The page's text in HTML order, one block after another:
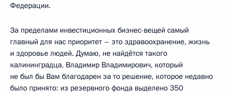
Федерации.
За пределами инвестиционных бизнес-вещей самый
главный для нас приоритет – это здравоохранение, жизнь
и здоровье людей. Думаю, не найдётся такого
калининградца, Владимир Владимирович, который
не был бы Вам благодарен за то решение, которое недавно
было принято: из резервного фонда выделено 350